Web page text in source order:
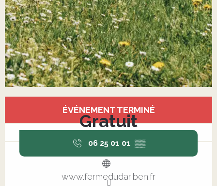
Ouverture et coordonnées
ÉVÉNEMENT TERMINÉ
Gratuit
06 25 01 01 ▒▒
www.fermedudariben.fr